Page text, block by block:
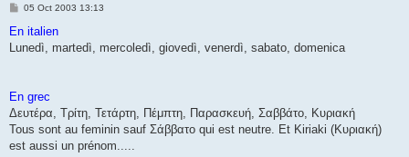
P
s
05 Oct 2003 13:13
En italien
Lunedì, martedì, mercoledì, giovedì, venerdì, sabato, domenica
En grec
Δευτέρα, Τρίτη, Τετάρτη, Πέμπτη, Παρασκευή, Σαββάτο, Κυριακή
Tous sont au feminin sauf Σάββατο qui est neutre. Et Kiriaki (Κυριακή)
est aussi un prénom.....